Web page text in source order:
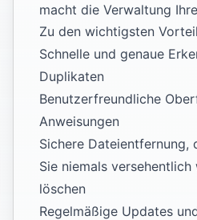
macht die Verwaltung
Zu den wichtigsten
Schnelle und genaue
Duplikaten
Benutzerfreundliche
Anweisungen
Sichere Dateientfernung,
Sie niemals
löschen
Regelmäßige Updates